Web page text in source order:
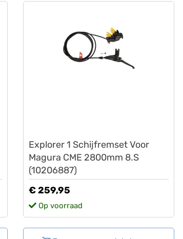
Explorer 1 Schijfremset Voor
Magura CME 2800mm 8.S
(10206887)
€ 259,95
Op voorraad